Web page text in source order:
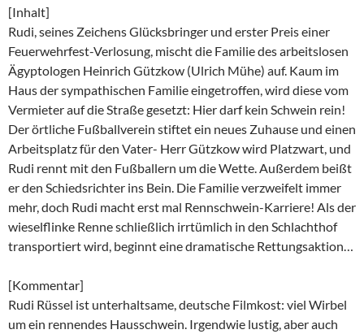
[Inhalt]
Rudi, seines Zeichens Glücksbringer und erster Preis einer
Feuerwehrfest-Verlosung, mischt die Familie des arbeitslosen
Ägyptologen Heinrich Gützkow (Ulrich Mühe) auf. Kaum im
Haus der sympathischen Familie eingetroffen, wird diese vom
Vermieter auf die Straße gesetzt: Hier darf kein Schwein rein!
Der örtliche Fußballverein stiftet ein neues Zuhause und einen
Arbeitsplatz für den Vater- Herr Gützkow wird Platzwart, und
Rudi rennt mit den Fußballern um die Wette. Außerdem beißt
er den Schiedsrichter ins Bein. Die Familie verzweifelt immer
mehr, doch Rudi macht erst mal Rennschwein-Karriere! Als der
wieselflinke Renne schließlich irrtümlich in den Schlachthof
transportiert wird, beginnt eine dramatische Rettungsaktion…
[Kommentar]
Rudi Rüssel ist unterhaltsame, deutsche Filmkost: viel Wirbel
um ein rennendes Hausschwein. Irgendwie lustig, aber auch